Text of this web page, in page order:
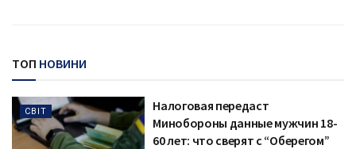
ТОП НОВИНИ
СВІТ
Налоговая передаст
Минобороны данные мужчин 18-
60 лет: что сверят с “Оберегом”